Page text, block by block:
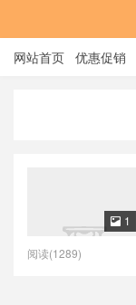
网站首页 优惠促销
 1
阅读(1289)